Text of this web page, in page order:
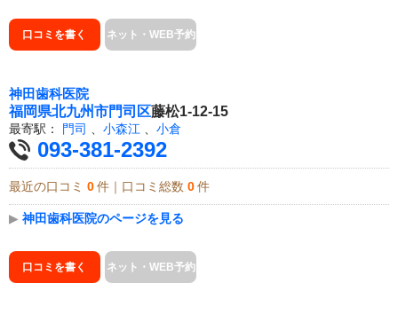
口コミを書く ネット・WEB予約
神田歯科医院
福岡県北九州市門司区藤松1-12-15
最寄駅： 門司 、 小森江 、 小倉
093-381-2392
最近の口コミ 0 件｜口コミ総数 0 件
▶ 神田歯科医院のページを見る
口コミを書く ネット・WEB予約